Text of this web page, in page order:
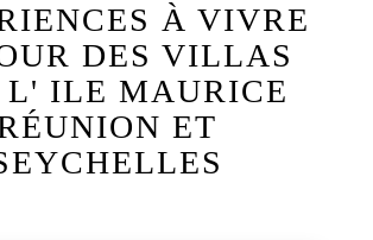
À VIVRE
DES VILLAS
L' ILE MAURICE
ET